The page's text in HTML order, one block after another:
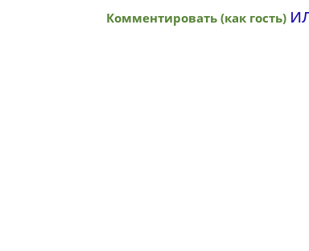
Комментировать (как гость)